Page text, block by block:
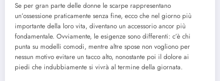
Se per gran parte delle donne le scarpe rappresentano
un’ossessione praticamente senza fine, ecco che nel giorno più
importante della loro vita, diventano un accessorio ancor più
fondamentale. Ovviamente, le esigenze sono differenti: c’è chi
punta su modelli comodi, mentre altre spose non vogliono per
nessun motivo evitare un tacco alto, nonostante poi il dolore ai
piedi che indubbiamente si vivrà al termine della giornata.